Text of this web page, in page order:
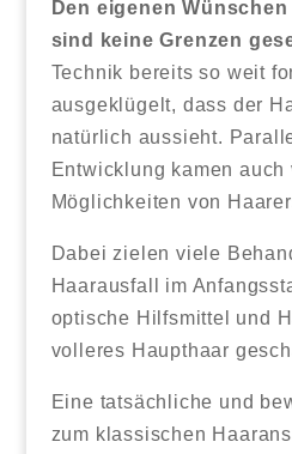
Den eigenen
sind keine Grenzen
Technik bereits so weit
ausgeklügelt, dass der
natürlich aussieht.
Entwicklung kamen auch
Möglichkeiten von
Dabei zielen viele
Haarausfall im
optische Hilfsmittel und
volleres Haupthaar
Eine tatsächliche und
zum klassischen